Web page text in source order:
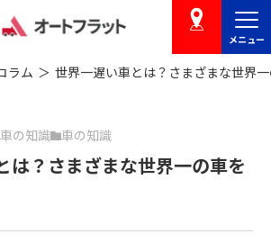
店舗を探す
メニュー
ラム 世界一遅い車とは？さまざまな世界
の知識 車の知識
は？さまざまな世界一の車を